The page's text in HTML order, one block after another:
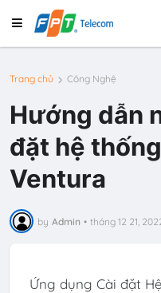
Trang chủ Công Nghệ
Hướng dẫn
đặt hệ
Ventura
by Admin • tháng 12 21,
Ứng dụng Cài đặt